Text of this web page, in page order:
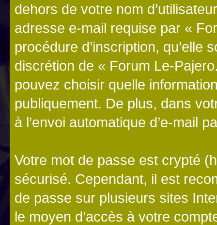
dehors de votre nom
adresse e-mail requise par «
procédure d’inscription, qu’elle
discrétion de « Forum Le-
pouvez choisir quelle
publiquement. De plus, dans
à l’envoi automatique d’e-mail
Votre mot de passe est crypté
sécurisé. Cependant, il est
de passe sur plusieurs sites
le moyen d’accès à votre